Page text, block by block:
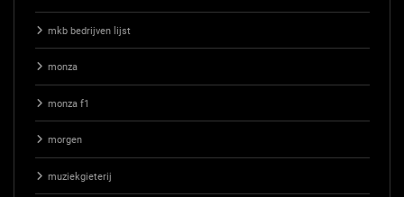
mkb bedrijven lijst
monza
monza f1
morgen
muziekgieterij